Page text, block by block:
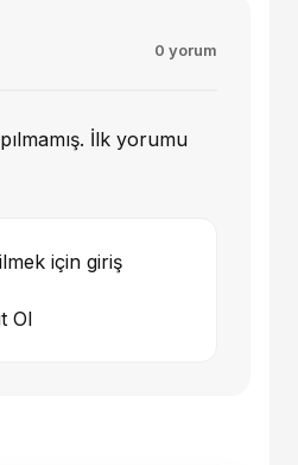
0 yorum
İlk yorumu
için giriş
Ol